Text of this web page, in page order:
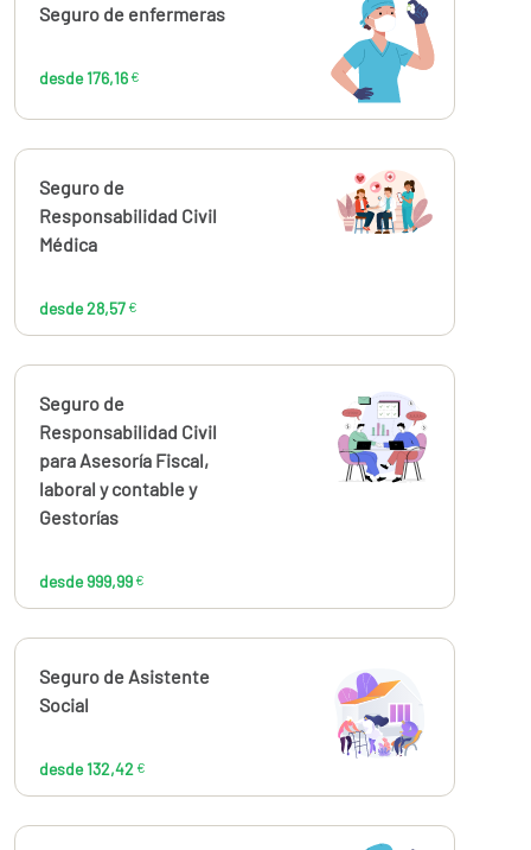
Calcúlalo ahora
Seguro de enfermeras
desde 176,16 € 176,16
Calcúlalo ahora
Seguro de
Responsabilidad Civil
Médica
desde 28,57 €
28,57€
Calcúlalo ahora
Seguro de
Responsabilidad Civil
para Asesoría Fiscal,
laboral y contable y
Gestorías
desde 999,99 €
999,99€
Calcúlalo ahora
Seguro de Asistente
Social
desde 132,42 €
132,42€